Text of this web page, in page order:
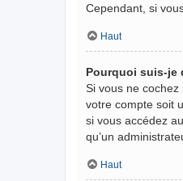
Cependant, si
Haut
Pourquoi suis-je
Si vous ne
votre compte soit
si vous accédez
qu’un
Haut